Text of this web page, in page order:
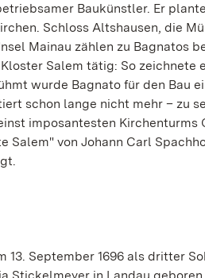
Baukünstler. Er
Schloss Altshausen, die
Mainau zählen zu Bagnatos
Salem tätig: So zeichnete
wurde Bagnato für den Bau
schon lange nicht mehr – zu
imposantesten
Salem" von Johann Carl
13. September 1696 als dritter